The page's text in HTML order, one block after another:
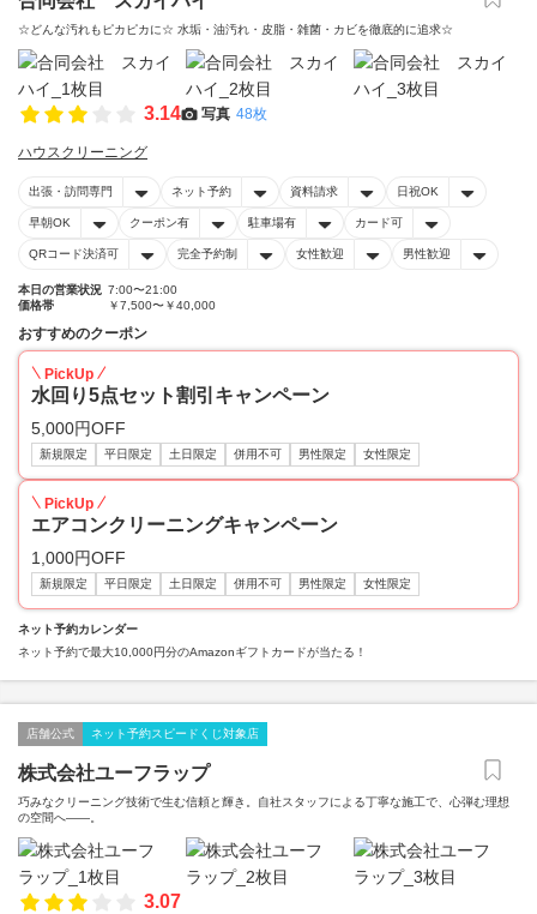
☆どんな汚れもピカピカに☆ 水垢・油汚れ・皮脂・雑菌・カビを徹底的に追求☆
3.14 写真 48枚
ハウスクリーニング
出張・訪問専門 ネット予約 資料請求 日祝OK
早朝OK クーポン有 駐車場有 カード可
QRコード決済可 完全予約制 女性歓迎 男性歓迎
本日の営業状況 7:00〜21:00
価格帯
￥7,500〜￥40,000
おすすめのクーポン
PickUp
水回り5点セット割引キャンペーン
5,000円OFF
新規限定 平日限定 土日限定 併用不可 男性限定 女性限定
PickUp
エアコンクリーニングキャンペーン
1,000円OFF
新規限定 平日限定 土日限定 併用不可 男性限定 女性限定
ネット予約カレンダー
ネット予約で最大10,000円分のAmazonギフトカードが当たる！
店舗公式 ネット予約スピードくじ対象店
株式会社ユーフラップ
巧みなクリーニング技術で生む信頼と輝き。自社スタッフによる丁寧な施工で、心弾む理想
の空間へ――。
3.07